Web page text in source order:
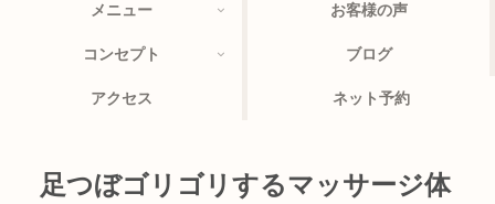
メニュー お客様の声
コンセプト ブログ
アクセス ネット予約
足つぼゴリゴリするマッサージ体